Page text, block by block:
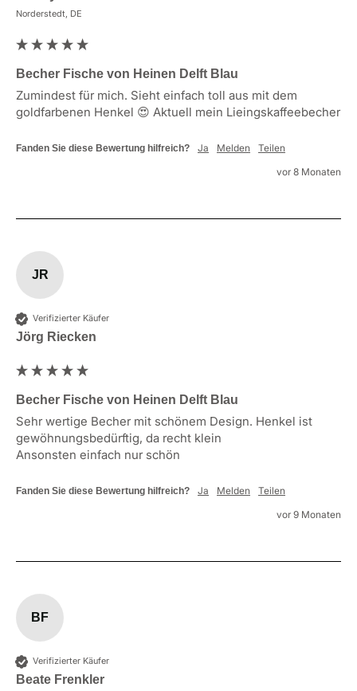
Norderstedt, DE
Becher Fische von Heinen Delft Blau
Zumindest für mich. Sieht einfach toll aus mit dem
goldfarbenen Henkel 😍 Aktuell mein Lieingskaffeebecher
Fanden Sie diese Bewertung hilfreich? Ja Melden
Teilen
vor 8 Monaten
JR
Verifizierter Käufer
Jörg Riecken
Becher Fische von Heinen Delft Blau
Sehr wertige Becher mit schönem Design. Henkel ist
gewöhnungsbedürftig, da recht klein
Ansonsten einfach nur schön
Fanden Sie diese Bewertung hilfreich? Ja Melden
Teilen
vor 9 Monaten
BF
Verifizierter Käufer
Beate Frenkler